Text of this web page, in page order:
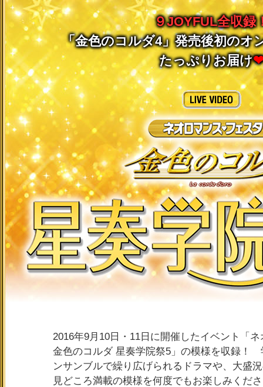
９JOYFUL全収録
「金色のコルダ4」発売後初のオ
たっぷりお届け❤
2016年9月10日・11日に開催したイベント「
金色のコルダ 星奏学院祭5」の模様を収録！
ンサンブルで繰り広げられるドラマや、大盛
見どころ満載の模様を何度でもお楽しみくだ